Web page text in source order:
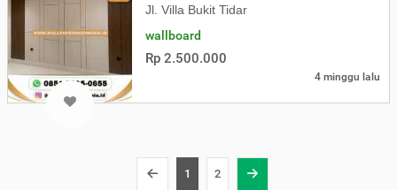
Jl. Villa Bukit Tidar
wallboard
Rp 2.500.000
4 minggu lalu
1 2